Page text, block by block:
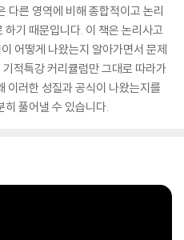
다른 영역에 비해 종합적이고 논리
기 때문입니다. 이 책은 논리사고
어떻게 나왔는지 알아가면서 문제
적특강 커리큘럼만 그대로 따라가
이러한 성질과 공식이 나왔는지를
히 풀어낼 수 있습니다.